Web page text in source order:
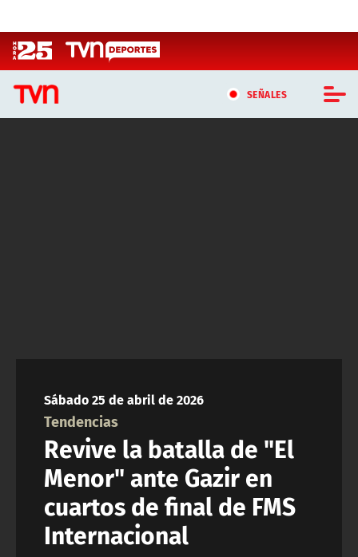
SEÑALES
ACTUALIDAD Y TENDENCIAS
CORPORATIVO Y TRANSPARENCIA
CANAL DE DENUNCIAS
ÁREA DE PROYECTOS
Sábado 25 de abril de 2026
Tendencias
Revive la batalla de "El
Menor" ante Gazir en
cuartos de final de FMS
Internacional